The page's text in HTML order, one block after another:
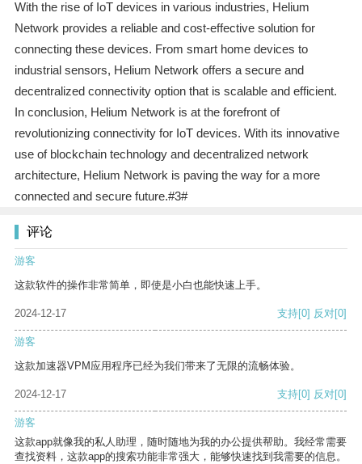
With the rise of IoT devices in various industries, Helium
Network provides a reliable and cost-effective solution for
connecting these devices. From smart home devices to
industrial sensors, Helium Network offers a secure and
decentralized connectivity option that is scalable and efficient.
In conclusion, Helium Network is at the forefront of
revolutionizing connectivity for IoT devices. With its innovative
use of blockchain technology and decentralized network
architecture, Helium Network is paving the way for a more
connected and secure future.#3#
评论
游客
这款软件的操作非常简单，即使是小白也能快速上手。
2024-12-17 支持[0] 反对[0]
游客
这款加速器VPM应用程序已经为我们带来了无限的流畅体验。
2024-12-17 支持[0] 反对[0]
游客
这款app就像我的私人助理，随时随地为我的办公提供帮助。我经常需要
查找资料，这款app的搜索功能非常强大，能够快速找到我需要的信息。